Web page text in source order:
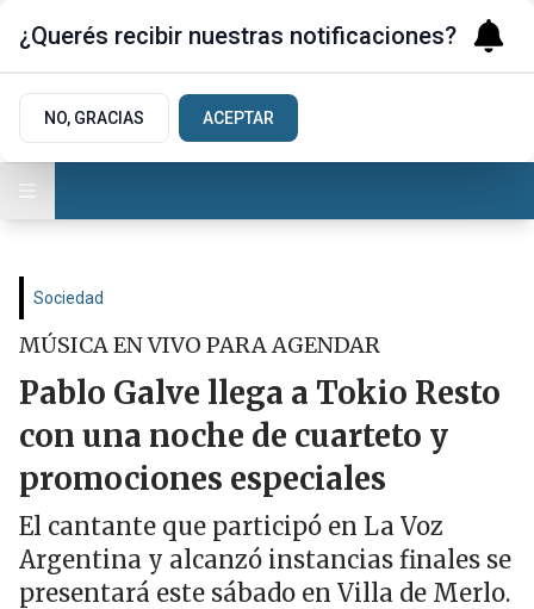
Sociedad
MÚSICA EN VIVO PARA AGENDAR
Pablo Galve llega a Tokio Resto
con una noche de cuarteto y
promociones especiales
El cantante que participó en La Voz
Argentina y alcanzó instancias finales se
presentará este sábado en Villa de Merlo.
¿Querés recibir nuestras notificaciones?
NO, GRACIAS ACEPTAR